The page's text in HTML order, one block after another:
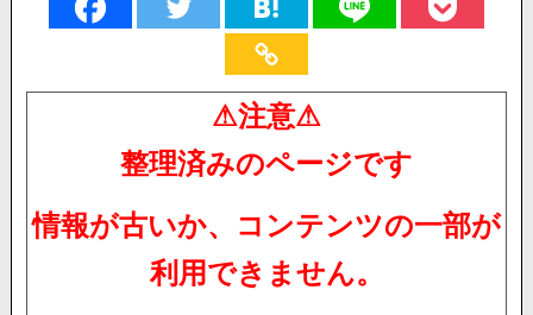
⚠注意⚠
整理済みのページです
情報が古いか、コンテンツの一部が
利用できません。